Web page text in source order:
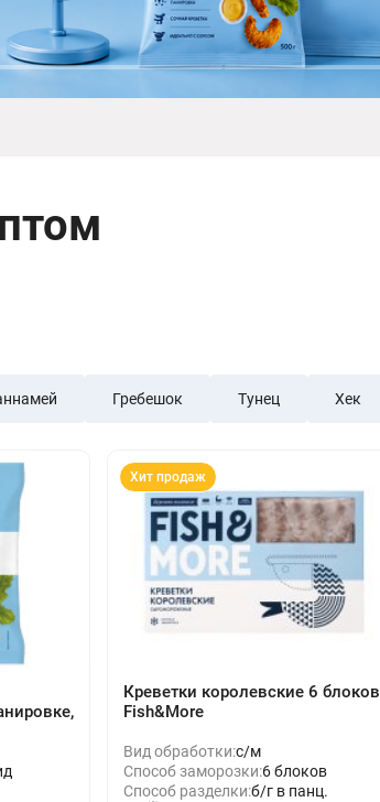
Гребешок Тунец Хек
Хит продаж
Креветки королевские 6 блоков
Fish&More
Вид обработки:с/м
Способ заморозки:6 блоков
Способ разделки:б/г в панц.